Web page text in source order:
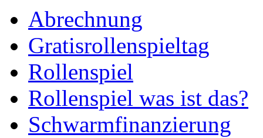
Abrechnung
Gratisrollenspieltag
Rollenspiel
Rollenspiel was ist das?
Schwarmfinanzierung